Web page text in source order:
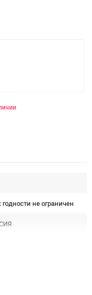
годности не ограничен